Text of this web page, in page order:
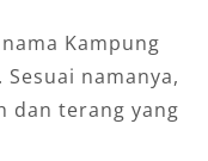
Kampung
namanya,
dan terang yang